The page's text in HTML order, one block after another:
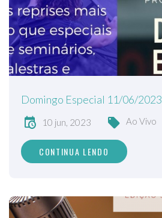
Domingo Especial 11/06/2023
10 jun, 2023 Ao Vivo
CONTINUA LENDO